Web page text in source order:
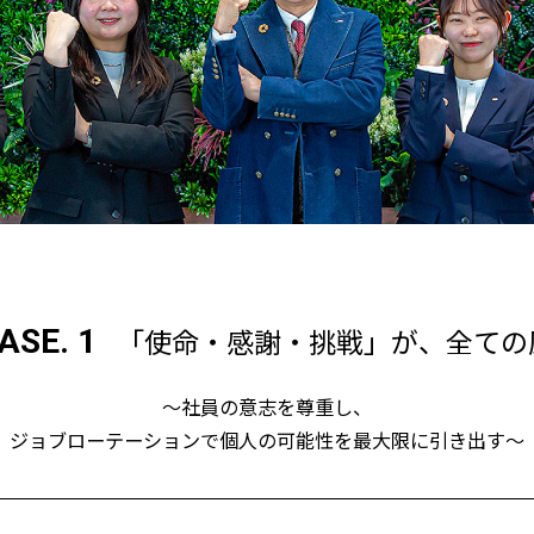
1 「使命・感謝・挑戦」が、全て
〜社員の意志を尊重し、
ジョブローテーションで個人の可能性を最大限に引き出す〜